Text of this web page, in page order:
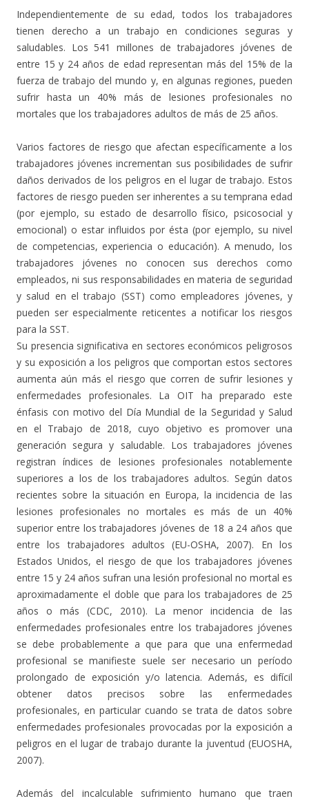
Independientemente de su edad, todos los trabajadores
tienen derecho a un trabajo en condiciones seguras y
saludables. Los 541 millones de trabajadores jóvenes de
entre 15 y 24 años de edad representan más del 15% de la
fuerza de trabajo del mundo y, en algunas regiones, pueden
sufrir hasta un 40% más de lesiones profesionales no
mortales que los trabajadores adultos de más de 25 años.
Varios factores de riesgo que afectan específicamente a los
trabajadores jóvenes incrementan sus posibilidades de sufrir
daños derivados de los peligros en el lugar de trabajo. Estos
factores de riesgo pueden ser inherentes a su temprana edad
(por ejemplo, su estado de desarrollo físico, psicosocial y
emocional) o estar influidos por ésta (por ejemplo, su nivel
de competencias, experiencia o educación). A menudo, los
trabajadores jóvenes no conocen sus derechos como
empleados, ni sus responsabilidades en materia de seguridad
y salud en el trabajo (SST) como empleadores jóvenes, y
pueden ser especialmente reticentes a notificar los riesgos
para la SST.
Su presencia significativa en sectores económicos peligrosos
y su exposición a los peligros que comportan estos sectores
aumenta aún más el riesgo que corren de sufrir lesiones y
enfermedades profesionales. La OIT ha preparado este
énfasis con motivo del Día Mundial de la Seguridad y Salud
en el Trabajo de 2018, cuyo objetivo es promover una
generación segura y saludable. Los trabajadores jóvenes
registran índices de lesiones profesionales notablemente
superiores a los de los trabajadores adultos. Según datos
recientes sobre la situación en Europa, la incidencia de las
lesiones profesionales no mortales es más de un 40%
superior entre los trabajadores jóvenes de 18 a 24 años que
entre los trabajadores adultos (EU-OSHA, 2007). En los
Estados Unidos, el riesgo de que los trabajadores jóvenes
entre 15 y 24 años sufran una lesión profesional no mortal es
aproximadamente el doble que para los trabajadores de 25
años o más (CDC, 2010). La menor incidencia de las
enfermedades profesionales entre los trabajadores jóvenes
se debe probablemente a que para que una enfermedad
profesional se manifieste suele ser necesario un período
prolongado de exposición y/o latencia. Además, es difícil
obtener datos precisos sobre las enfermedades
profesionales, en particular cuando se trata de datos sobre
enfermedades profesionales provocadas por la exposición a
peligros en el lugar de trabajo durante la juventud (EUOSHA,
2007).
Además del incalculable sufrimiento humano que traen